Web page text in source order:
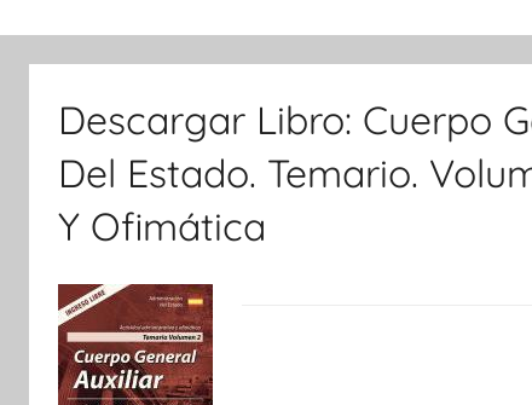
Descargar Libro: Cuerpo
Del Estado. Temario.
Y Ofimática